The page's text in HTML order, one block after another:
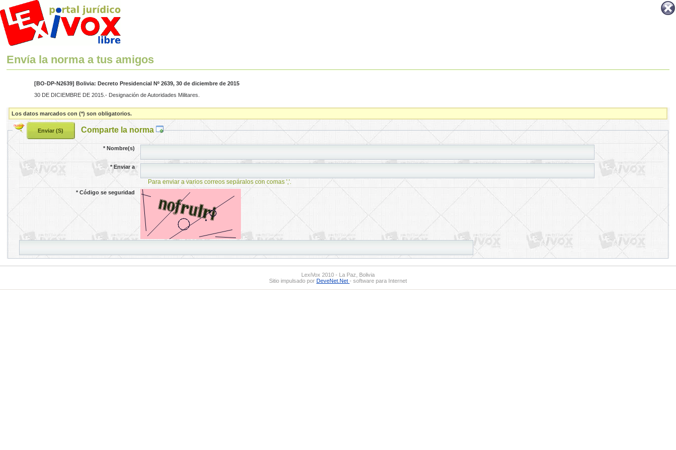
Envía la norma a tus amigos
[BO-DP-N2639] Bolivia: Decreto Presidencial Nº 2639, 30 de diciembre de 2015
30 DE DICIEMBRE DE 2015.- Designación de Autoridades Militares.
Los datos marcados con (*) son obligatorios.
Comparte la norma
*Nombre(s)
*Enviar a
Para enviar a varios correos sepáralos con comas ','.
*Código se seguridad
LexiVox 2010 - La Paz, Bolivia
Sitio impulsado por DeveNet.Net - software para Internet